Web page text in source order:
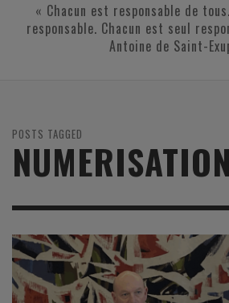
« Chacun est responsable de
responsable. Chacun est seul
Antoine de Saint-
POSTS TAGGED
NUMERISATION